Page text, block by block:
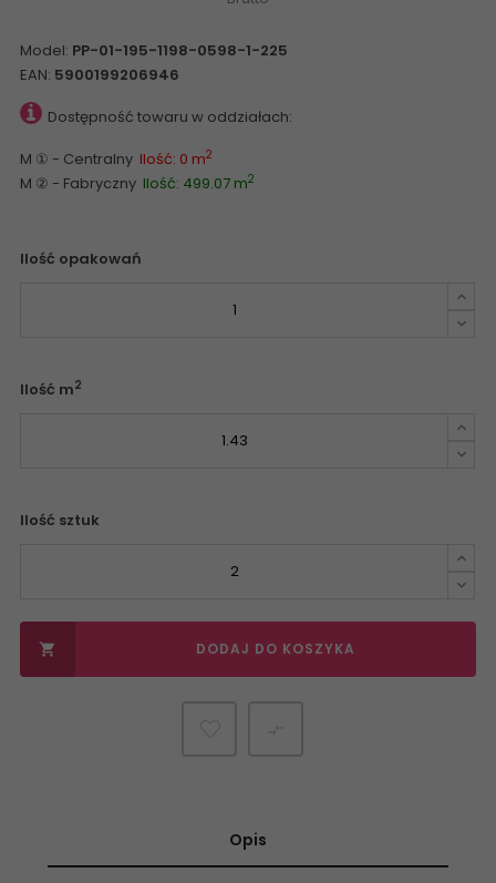
Model: PP-01-195-1198-0598-1-225
EAN: 5900199206946
Dostępność towaru w oddziałach:
M ① - Centralny Ilość: 0 m2
M ② - Fabryczny Ilość: 499.07 m2
Ilość opakowań
Ilość m2
Ilość sztuk
 DODAJ DO KOSZYKA
Opis